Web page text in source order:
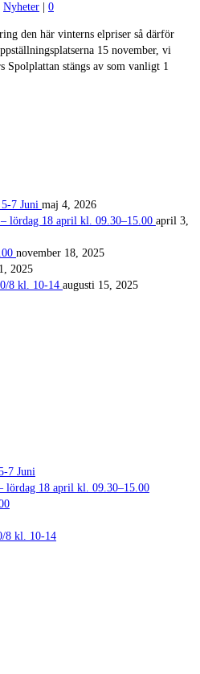
Nyheter 0
den här vinterns elpriser så därför
15 november, vi
Spolplattan stängs av som vanligt 1
7 Juni maj 4, 2026
lördag 18 april kl. 09.30–15.00 april 3,
november 18, 2025
2025
8 kl. 10-14 augusti 15, 2025
7 Juni
lördag 18 april kl. 09.30–15.00
8 kl. 10-14